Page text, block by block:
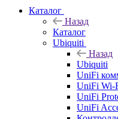
Каталог
Назад
Каталог
Ubiquiti
Назад
Ubiquiti
UniFi
UniFi Wi-
UniFi
UniFi